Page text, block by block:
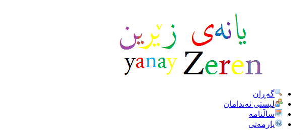
گه‌ڕان
لیستی ئه‌ندامان
ساڵنامه
یارمه‌تی